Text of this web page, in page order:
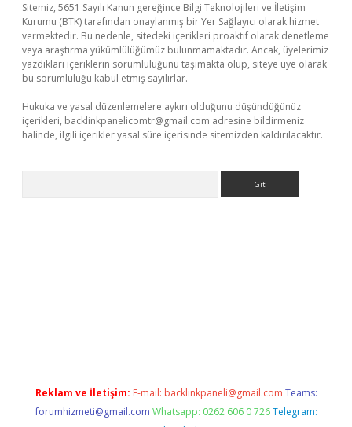
Sitemiz, 5651 Sayılı Kanun gereğince Bilgi Teknolojileri ve İletişim
Kurumu (BTK) tarafından onaylanmış bir Yer Sağlayıcı olarak hizmet
vermektedir. Bu nedenle, sitedeki içerikleri proaktif olarak denetleme
veya araştırma yükümlülüğümüz bulunmamaktadır. Ancak, üyelerimiz
yazdıkları içeriklerin sorumluluğunu taşımakta olup, siteye üye olarak
bu sorumluluğu kabul etmiş sayılırlar.
Hukuka ve yasal düzenlemelere aykırı olduğunu düşündüğünüz
içerikleri, backlinkpanelicomtr@gmail.com adresine bildirmeniz
halinde, ilgili içerikler yasal süre içerisinde sitemizden kaldırılacaktır.
Reklam ve İletişim: E-mail: backlinkpaneli@gmail.com Teams:
forumhizmeti@gmail.com Whatsapp: 0262 606 0 726 Telegram: